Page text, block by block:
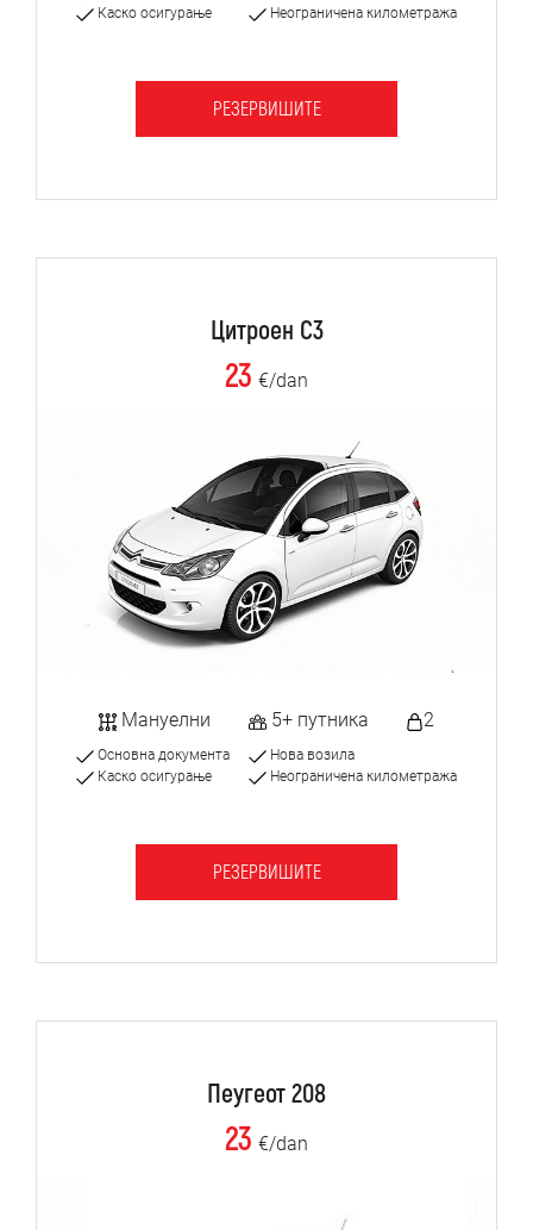
Каско осигурање
Неограничена километража
РЕЗЕРВИШИТЕ
Цитроен C3
23 €/dan
Мануелни 5+ путника 2
Основна документа
Каско осигурање
Нова возила
Неограничена километража
РЕЗЕРВИШИТЕ
Пеугеот 208
23 €/dan